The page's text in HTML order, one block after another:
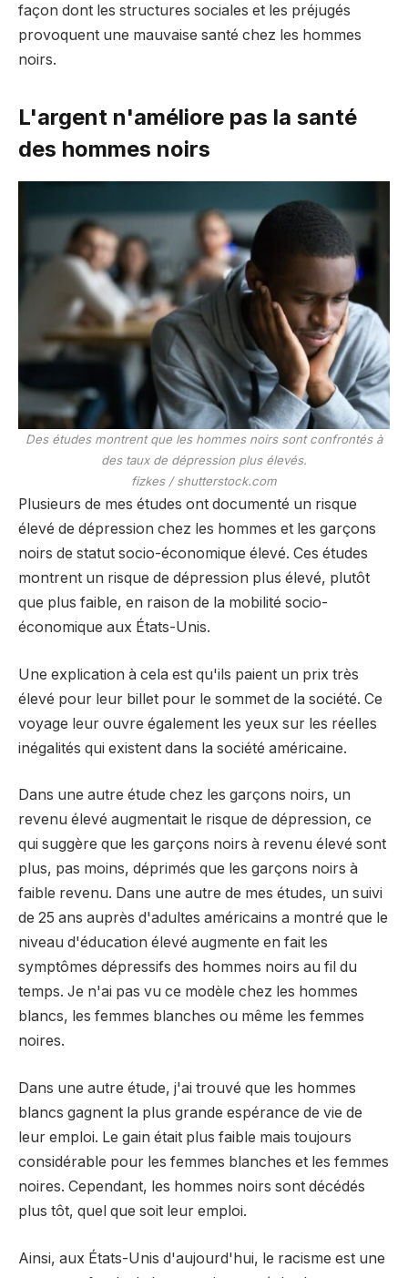
façon dont les structures sociales et les préjugés
provoquent une mauvaise santé chez les hommes
noirs.
L'argent n'améliore pas la santé
des hommes noirs
Des études montrent que les hommes noirs sont confrontés à
des taux de dépression plus élevés.
fizkes / shutterstock.com
Plusieurs de mes études ont documenté un risque
élevé de dépression chez les hommes et les garçons
noirs de statut socio-économique élevé. Ces études
montrent un risque de dépression plus élevé, plutôt
que plus faible, en raison de la mobilité socio-
économique aux États-Unis.
Une explication à cela est qu'ils paient un prix très
élevé pour leur billet pour le sommet de la société. Ce
voyage leur ouvre également les yeux sur les réelles
inégalités qui existent dans la société américaine.
Dans une autre étude chez les garçons noirs, un
revenu élevé augmentait le risque de dépression, ce
qui suggère que les garçons noirs à revenu élevé sont
plus, pas moins, déprimés que les garçons noirs à
faible revenu. Dans une autre de mes études, un suivi
de 25 ans auprès d'adultes américains a montré que le
niveau d'éducation élevé augmente en fait les
symptômes dépressifs des hommes noirs au fil du
temps. Je n'ai pas vu ce modèle chez les hommes
blancs, les femmes blanches ou même les femmes
noires.
Dans une autre étude, j'ai trouvé que les hommes
blancs gagnent la plus grande espérance de vie de
leur emploi. Le gain était plus faible mais toujours
considérable pour les femmes blanches et les femmes
noires. Cependant, les hommes noirs sont décédés
plus tôt, quel que soit leur emploi.
Ainsi, aux États-Unis d'aujourd'hui, le racisme est une